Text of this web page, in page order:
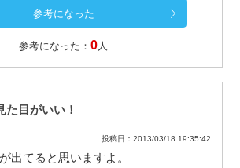
参考になった：0 人
た目がいい！
投稿日：2013/03/18 19:35:42
出てると思いますよ。